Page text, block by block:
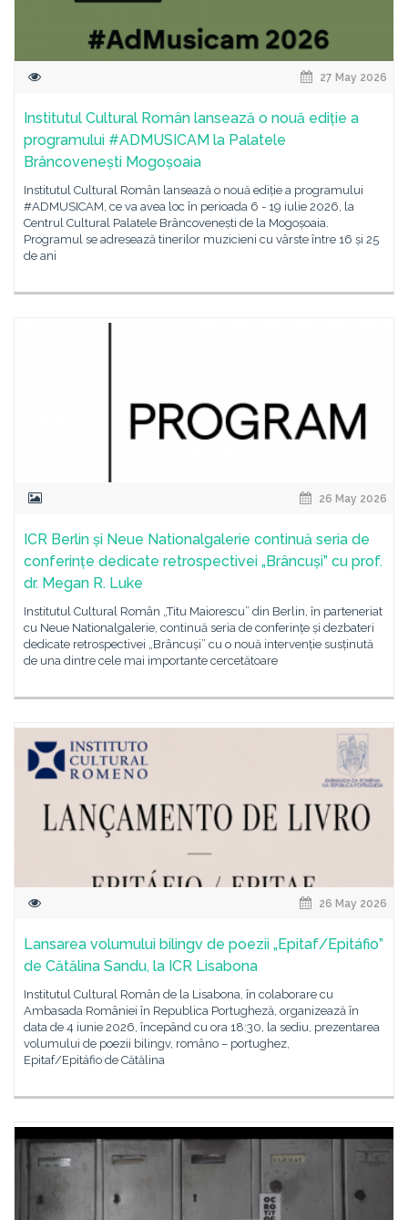
27 May 2026
Institutul Cultural Român lansează o nouă ediție a
programului #ADMUSICAM la Palatele
Brâncovenești Mogoșoaia
Institutul Cultural Român lansează o nouă ediție a programului
#ADMUSICAM, ce va avea loc în perioada 6 - 19 iulie 2026, la
Centrul Cultural Palatele Brâncovenești de la Mogoșoaia.
Programul se adresează tinerilor muzicieni cu vârste între 16 și 25
de ani
26 May 2026
ICR Berlin și Neue Nationalgalerie continuă seria de
conferințe dedicate retrospectivei „Brâncuși” cu prof.
dr. Megan R. Luke
Institutul Cultural Român „Titu Maiorescu” din Berlin, în parteneriat
cu Neue Nationalgalerie, continuă seria de conferințe și dezbateri
dedicate retrospectivei „Brâncuși” cu o nouă intervenție susținută
de una dintre cele mai importante cercetătoare
26 May 2026
Lansarea volumului bilingv de poezii „Epitaf/Epitáfio”
de Cătălina Sandu, la ICR Lisabona
Institutul Cultural Român de la Lisabona, în colaborare cu
Ambasada României în Republica Portugheză, organizează în
data de 4 iunie 2026, începând cu ora 18:30, la sediu, prezentarea
volumului de poezii bilingv, româno – portughez,
Epitaf/Epitáfio de Cătălina